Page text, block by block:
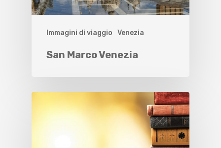
Immagini di viaggio Venezia
San Marco Venezia